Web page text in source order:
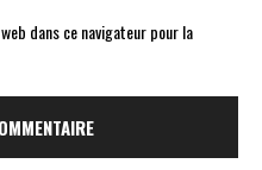
dans ce navigateur pour la